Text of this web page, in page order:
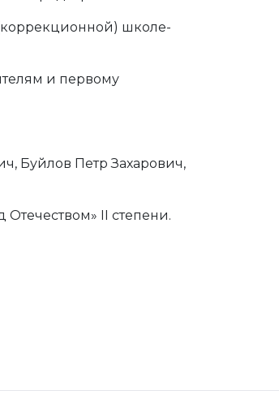
школе-
и первому
Буйлов Петр Захарович,
II степени.